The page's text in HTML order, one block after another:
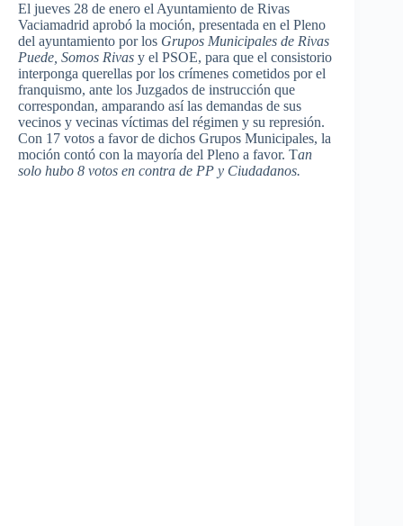
El jueves 28 de enero el Ayuntamiento de Rivas
Vaciamadrid aprobó la moción, presentada en el Pleno
del ayuntamiento por los Grupos Municipales de Rivas
Puede, Somos Rivas y el PSOE, para que el consistorio
interponga querellas por los crímenes cometidos por el
franquismo, ante los Juzgados de instrucción que
correspondan, amparando así las demandas de sus
vecinos y vecinas víctimas del régimen y su represión.
Con 17 votos a favor de dichos Grupos Municipales, la
moción contó con la mayoría del Pleno a favor. Tan
solo hubo 8 votos en contra de PP y Ciudadanos.